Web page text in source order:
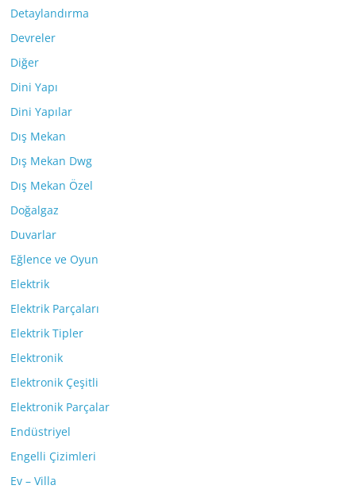
Detaylandırma
Devreler
Diğer
Dini Yapı
Dini Yapılar
Dış Mekan
Dış Mekan Dwg
Dış Mekan Özel
Doğalgaz
Duvarlar
Eğlence ve Oyun
Elektrik
Elektrik Parçaları
Elektrik Tipler
Elektronik
Elektronik Çeşitli
Elektronik Parçalar
Endüstriyel
Engelli Çizimleri
Ev – Villa